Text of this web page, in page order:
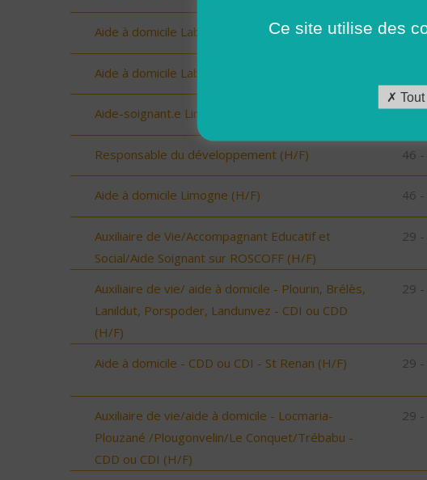
Aide à domicile Labastide Murat (H/F) 46
Aide à domicile Labastide Murat (H/F)
Aide-soignant.e Limogne en Quercy (H/F) 46
Responsable du développement (H/F) 46
Aide à domicile Limogne (H/F) 46
Auxiliaire de Vie/Accompagnant Educatif et
Social/Aide Soignant sur ROSCOFF (H/F)
29
Auxiliaire de vie/ aide à domicile - Plourin, Brélès,
Lanildut, Porspoder, Landunvez - CDI ou CDD
(H/F)
29
Aide à domicile - CDD ou CDI - St Renan (H/F) 29
Auxiliaire de vie/aide à domicile - Locmaria-
Plouzané /Plougonvelin/Le Conquet/Trébabu -
CDD ou CDI (H/F)
29
Ce site utilise des